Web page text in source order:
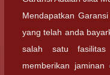
Mendapatkan
yang telah anda
salah satu
memberikan